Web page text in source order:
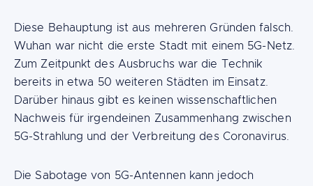
Diese Behauptung ist aus mehreren Gründen falsch.
Wuhan war nicht die erste Stadt mit einem 5G-Netz.
Zum Zeitpunkt des Ausbruchs war die Technik
bereits in etwa 50 weiteren Städten im Einsatz.
Darüber hinaus gibt es keinen wissenschaftlichen
Nachweis für irgendeinen Zusammenhang zwischen
5G-Strahlung und der Verbreitung des Coronavirus.
Die Sabotage von 5G-Antennen kann jedoch